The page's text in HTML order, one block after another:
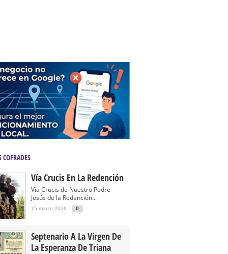
COFRADES
Vía Crucis En La Redención
Vía Crucis de Nuestro Padre
Jesús de la Redención...
15 marzo 2026 0
Septenario A La Virgen De
La Esperanza De Triana